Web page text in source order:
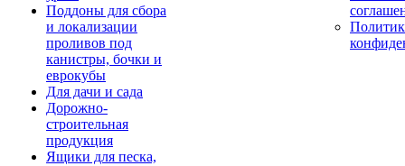
Поддоны для сбора
и локализации
проливов под
канистры, бочки и
еврокубы
Для дачи и сада
Дорожно-
строительная
продукция
Ящики для песка,